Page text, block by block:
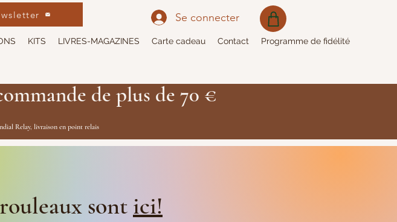
KITS LIVRES-MAGAZINES Carte cadeau Contact Programme de fidélité
Se connecter
de plus de 70 €
Relay, livraison en point relais
sont ici!